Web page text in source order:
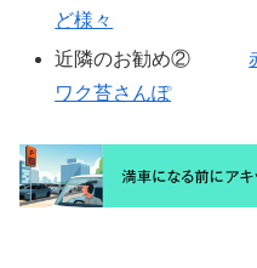
ど様々
近隣のお勧め②
ワク苔さんぽ